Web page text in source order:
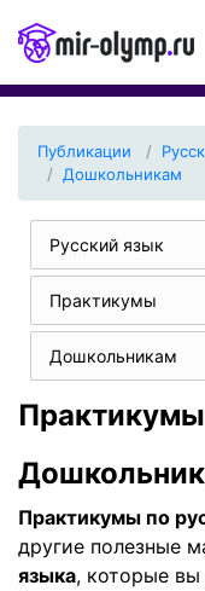
Публикации
Дошкольникам
Русский язык
Практикумы
Дошкольникам
Практикумы по
другие полезные
языка, которые